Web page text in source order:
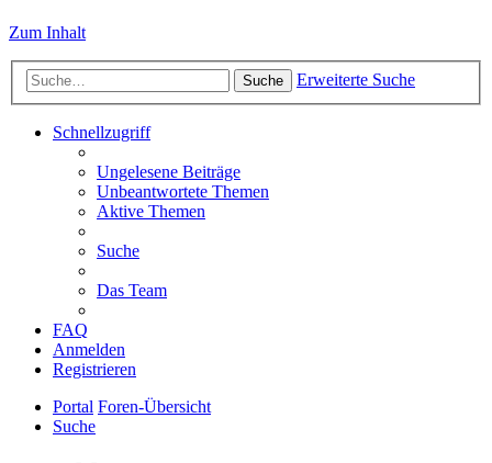
Zum Inhalt
Suche Erweiterte Suche
Schnellzugriff
Ungelesene Beiträge
Unbeantwortete Themen
Aktive Themen
Suche
Das Team
FAQ
Anmelden
Registrieren
Portal Foren-Übersicht
Suche